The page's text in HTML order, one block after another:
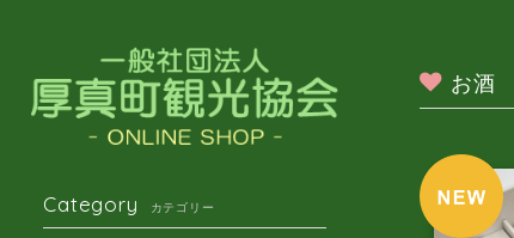
Category カテゴリー
お酒